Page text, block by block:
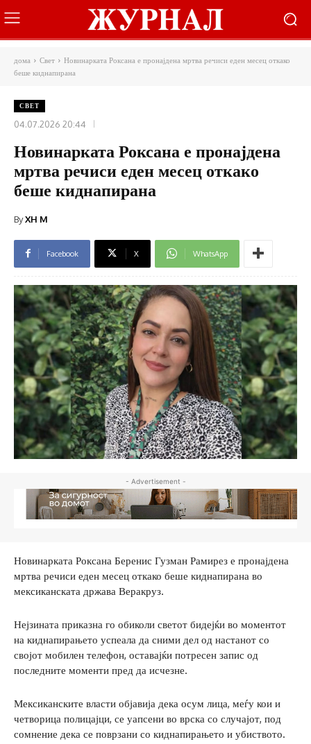
дома Свет
Новинарката Роксана е пронајдена мртва речиси еден месец откако
беше киднапирана
СВЕТ
04.07.2026 20:44
Новинарката Роксана е пронајдена
мртва речиси еден месец откако
беше киднапирана
ByXH M
Facebook X WhatsApp
- Advertisement -
Новинарката Роксана Беренис Гузман Рамирез е пронајдена
мртва речиси еден месец откако беше киднапирана во
мексиканската држава Веракруз.
Нејзината приказна го обиколи светот бидејќи во моментот
на киднапирањето успеала да сними дел од настанот со
својот мобилен телефон, оставајќи потресен запис од
последните моменти пред да исчезне.
Мексиканските власти објавија дека осум лица, меѓу кои и
четворица полицајци, се уапсени во врска со случајот, под
сомнение дека се поврзани со киднапирањето и убиството.